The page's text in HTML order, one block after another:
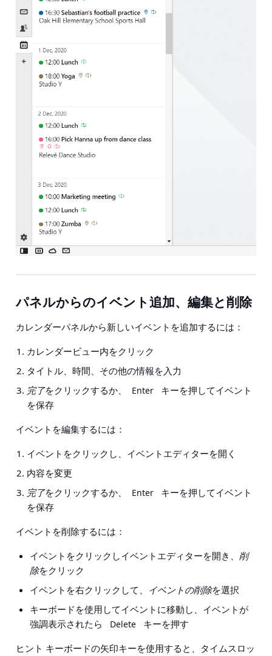
パネルからのイベント追加、編集と削除
カレンダーパネルから新しいイベントを追加するには：
カレンダービュー内をクリック
タイトル、時間、その他の情報を入力
完了をクリックするか、 Enter
キーを押してイベント
を保存
イベントを編集するには：
イベントをクリックし、イベントエディターを開く
内容を変更
完了をクリックするか、 Enter
キーを押してイベント
を保存
イベントを削除するには：
イベントをクリックしイベントエディターを開き、 削
除をクリック
イベントを右クリックして、
イベントの削除を選択
キーボードを使用してイベントに移動し、イベントが
強調表示されたら
Delete
キーを押す
ヒント キーボードの矢印キーを使用すると、タイムスロッ